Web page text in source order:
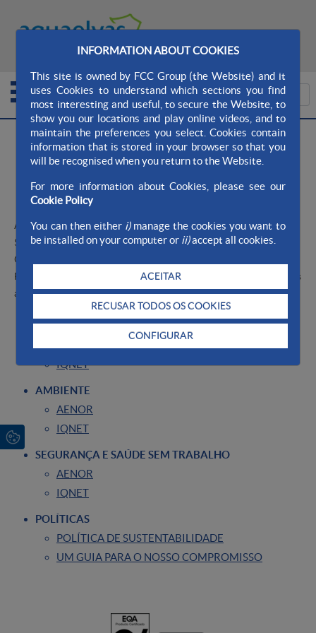
INFORMATION ABOUT COOKIES
This site is owned by FCC Group (the Website) and it
uses Cookies to understand which sections you find
most interesting and useful, to secure the Website, to
show you our locations and play online videos, and to
maintain the preferences you select. Cookies contain
information that is stored in your browser so that you
will be recognised when you return to the Website.
For more information about Cookies, please see our
Cookie Policy
You can then either i)manage the cookies you want to
be installed on your computer or ii)accept all cookies.
ACEITAR
RECUSAR TODOS OS COOKIES
CONFIGURAR
CONTATO
Aqualia Ayto. AquaElvas > Empresa > Sobre nós
> Certificações
Certificações
A Aquaelvas – Águas de Elvas, SAtem ou Certificados de
Sistema de Gestão da Qualidade e Ambiente ou Sistema de
Gestão de Segurança e Saúde no Trabalho.
Políticas e Certificados dos Sistemas de Gestão, clique nos links
abaixo:
QUALIDADE
IQNET
AMBIENTE
AENOR
IQNET
SEGURANÇA E SAÚDE SEM TRABALHO
AENOR
IQNET
POLÍTICAS
POLÍTICA DE SUSTENTABILIDADE
UM GUIA PARA O NOSSO COMPROMISSO